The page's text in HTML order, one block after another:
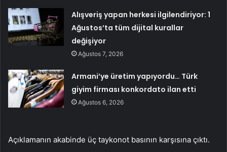
Alışveriş yapan herkesi ilgilendiriyor: 1
Ağustos’ta tüm dijital kurallar
değişiyor
Ağustos 7, 2026
Armani’ye üretim yapıyordu… Türk
giyim firması konkordato ilan etti
Ağustos 6, 2026
Açıklamanın akabinde üç taykonot basının karşısına çıktı.